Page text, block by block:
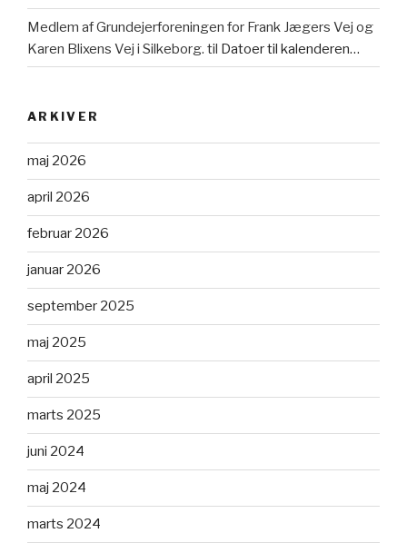
Medlem af Grundejerforeningen for Frank Jægers Vej og
Karen Blixens Vej i Silkeborg. til Datoer til kalenderen…
ARKIVER
maj 2026
april 2026
februar 2026
januar 2026
september 2025
maj 2025
april 2025
marts 2025
juni 2024
maj 2024
marts 2024